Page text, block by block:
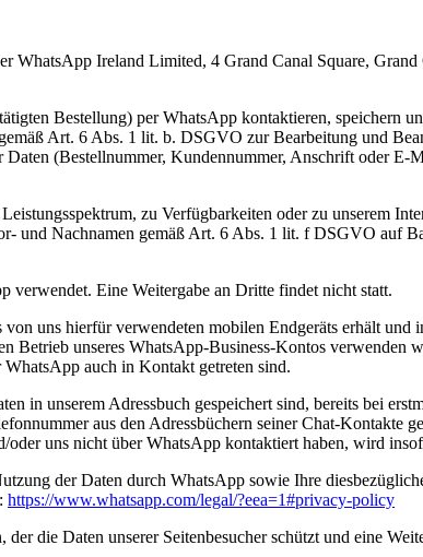
WhatsApp Ireland Limited, 4 Grand Canal Square,
Bestellung) per WhatsApp kontaktieren, speichern
Art. 6 Abs. 1 lit. b. DSGVO zur Bearbeitung und
(Bestellnummer, Kundennummer, Anschrift oder E-
zu Verfügbarkeiten oder zu unserem
Nachnamen gemäß Art. 6 Abs. 1 lit. f DSGVO auf
verwendet. Eine Weitergabe an Dritte findet nicht statt.
uns hierfür verwendeten mobilen Endgeräts erhält und
Betrieb unseres WhatsApp-Business-Kontos verwenden
auch in Kontakt getreten sind.
in unserem Adressbuch gespeichert sind, bereits bei
aus den Adressbüchern seiner Chat-
uns nicht über WhatsApp kontaktiert haben, wird
der Daten durch WhatsApp sowie Ihre
https://www.whatsapp.com/legal/?eea=1#privacy-policy
die Daten unserer Seitenbesucher schützt und eine